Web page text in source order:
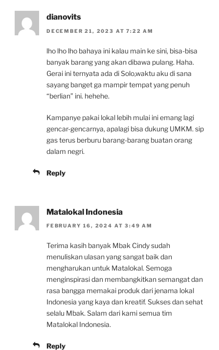
dianovits
DECEMBER 21, 2023 AT 7:22 AM
lho lho lho bahaya ini kalau main ke sini, bisa-bisa
banyak barang yang akan dibawa pulang. Haha.
Gerai ini ternyata ada di Solo,waktu aku di sana
sayang banget ga mampir tempat yang penuh
“berlian” ini. hehehe.
Kampanye pakai lokal lebih mulai ini emang lagi
gencar-gencarnya, apalagi bisa dukung UMKM. sip
gas terus berburu barang-barang buatan orang
dalam negri.
Reply
Matalokal Indonesia
FEBRUARY 16, 2024 AT 3:49 AM
Terima kasih banyak Mbak Cindy sudah
menuliskan ulasan yang sangat baik dan
mengharukan untuk Matalokal. Semoga
menginspirasi dan membangkitkan semangat dan
rasa bangga memakai produk dari jenama lokal
Indonesia yang kaya dan kreatif. Sukses dan sehat
selalu Mbak. Salam dari kami semua tim
Matalokal Indonesia.
Reply